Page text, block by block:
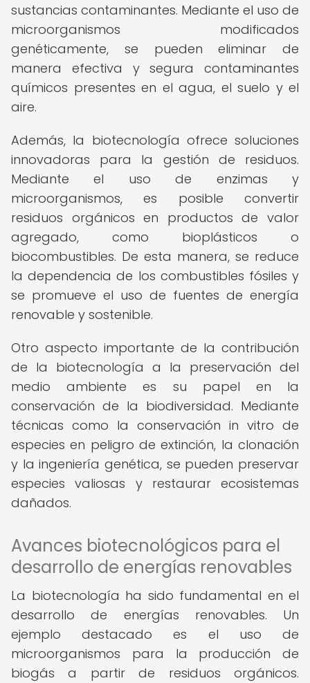
sustancias contaminantes. Mediante el uso de
microorganismos modificados
genéticamente, se pueden eliminar de
manera efectiva y segura contaminantes
químicos presentes en el agua, el suelo y el
aire.
Además, la biotecnología ofrece soluciones
innovadoras para la gestión de residuos.
Mediante el uso de enzimas y
microorganismos, es posible convertir
residuos orgánicos en productos de valor
agregado, como bioplásticos o
biocombustibles. De esta manera, se reduce
la dependencia de los combustibles fósiles y
se promueve el uso de fuentes de energía
renovable y sostenible.
Otro aspecto importante de la contribución
de la biotecnología a la preservación del
medio ambiente es su papel en la
conservación de la biodiversidad. Mediante
técnicas como la conservación in vitro de
especies en peligro de extinción, la clonación
y la ingeniería genética, se pueden preservar
especies valiosas y restaurar ecosistemas
dañados.
Avances biotecnológicos para el
desarrollo de energías renovables
La biotecnología ha sido fundamental en el
desarrollo de energías renovables. Un
ejemplo destacado es el uso de
microorganismos para la producción de
biogás a partir de residuos orgánicos.